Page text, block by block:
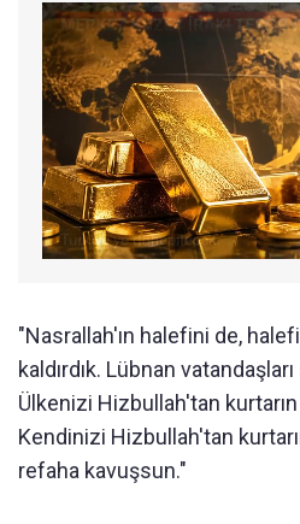
"Nasrallah'ın halefini de,
kaldırdık. Lübnan
Ülkenizi Hizbullah'tan
Kendinizi Hizbullah'tan
refaha kavuşsun."